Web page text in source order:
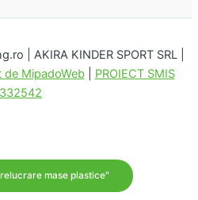
| AKIRA KINDER SPORT SRL |
MipadoWeb| PROIECT SMIS
332542
mase plastice"